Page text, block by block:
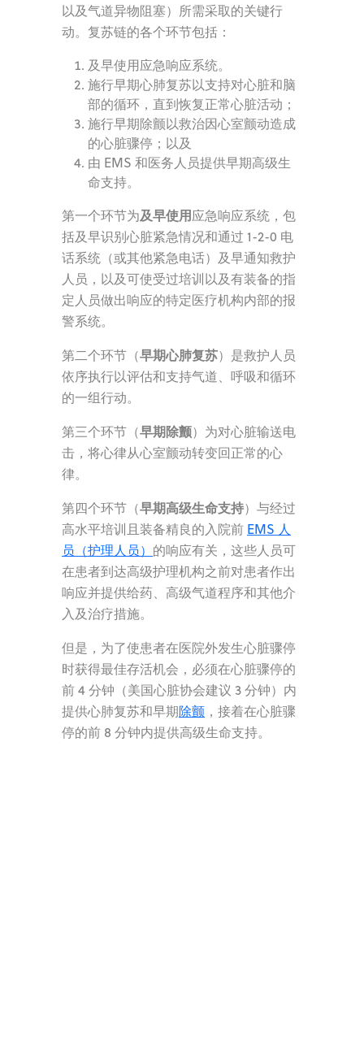
以及气道异物阻塞）所需采取的关键行
动。复苏链的各个环节包括：
及早使用应急响应系统。
施行早期心肺复苏以支持对心脏和脑
部的循环，直到恢复正常心脏活动；
施行早期除颤以救治因心室颤动造成
的心脏骤停；以及
由 EMS 和医务人员提供早期高级生
命支持。
第一个环节为及早使用应急响应系统，包
括及早识别心脏紧急情况和通过 1-2-0 电
话系统（或其他紧急电话）及早通知救护
人员，以及可使受过培训以及有装备的指
定人员做出响应的特定医疗机构内部的报
警系统。
第二个环节（早期心肺复苏）是救护人员
依序执行以评估和支持气道、呼吸和循环
的一组行动。
第三个环节（早期除颤）为对心脏输送电
击，将心律从心室颤动转变回正常的心
律。
第四个环节（早期高级生命支持）与经过
高水平培训且装备精良的入院前 EMS 人
员（护理人员） 的响应有关，这些人员可
在患者到达高级护理机构之前对患者作出
响应并提供给药、高级气道程序和其他介
入及治疗措施。
但是，为了使患者在医院外发生心脏骤停
时获得最佳存活机会，必须在心脏骤停的
前 4 分钟（美国心脏协会建议 3 分钟）内
提供心肺复苏和早期除颤 ，接着在心脏骤
停的前 8 分钟内提供高级生命支持。